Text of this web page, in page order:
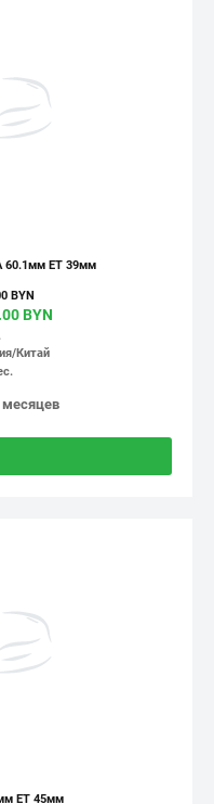
60.1мм ET 39мм
BYN
BYN
Китай
месяцев
ET 45мм